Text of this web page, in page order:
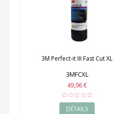
3M Perfect-it III Fast Cut XL
3MFCXL
49,96 €
DÉTAILS